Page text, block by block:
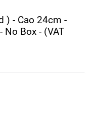
) - Cao 24cm -
No Box - (VAT